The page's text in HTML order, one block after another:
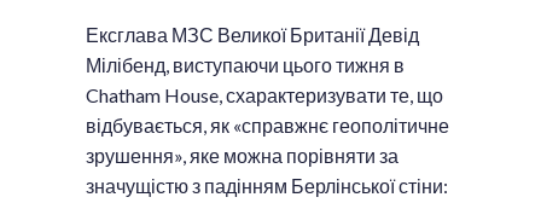
Ексглава МЗС Великої Британії Девід
Мілібенд, виступаючи цього тижня в
Chatham House, схарактеризувати те, що
відбувається, як «справжнє геополітичне
зрушення», яке можна порівняти за
значущістю з падінням Берлінської стіни: